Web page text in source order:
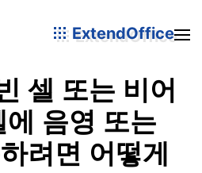
ExtendOffice
셀 또는 비어
음영 또는
려면 어떻게